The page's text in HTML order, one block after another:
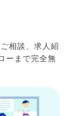
相談、求人紹
ーまで完全無